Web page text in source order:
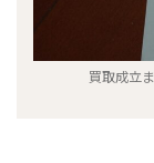
買取成立